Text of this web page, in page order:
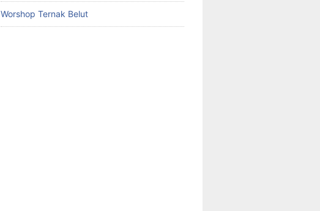
Worshop Ternak Belut